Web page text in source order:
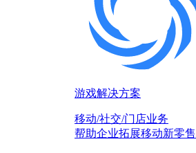
游戏解决方案
移动/社交/门店业务
帮助企业拓展移动新零